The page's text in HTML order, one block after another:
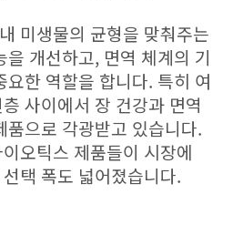
미생물의 균형을 맞춰주는
개선하고, 면역 체계의 기
한 역할을 합니다. 특히 여
사이에서 장 건강과 면역
품으로 각광받고 있습니다.
오틱스 제품들이 시장에
택 폭도 넓어졌습니다.